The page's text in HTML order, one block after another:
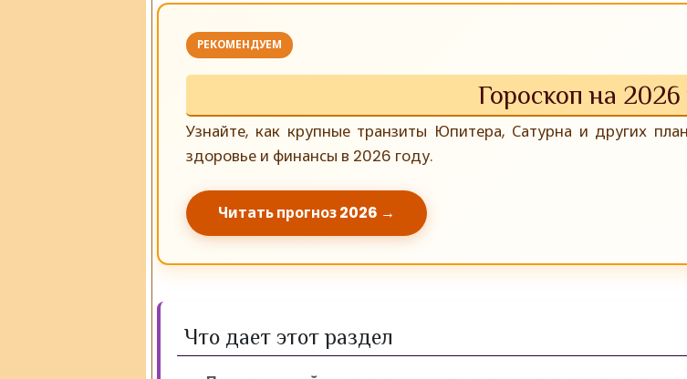
РЕКОМЕНДУЕМ
Гороскоп на 2026
Узнайте, как крупные транзиты Юпитера, Сатурна и других
здоровье и финансы в 2026 году.
Читать прогноз 2026 →
Что дает этот раздел